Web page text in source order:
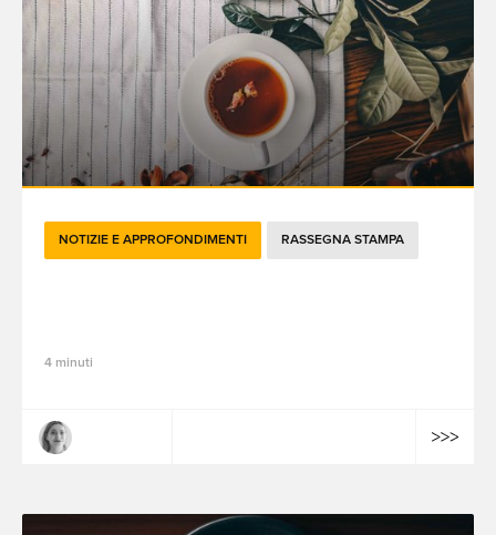
NOTIZIE E APPROFONDIMENTI RASSEGNA STAMPA
4 minuti